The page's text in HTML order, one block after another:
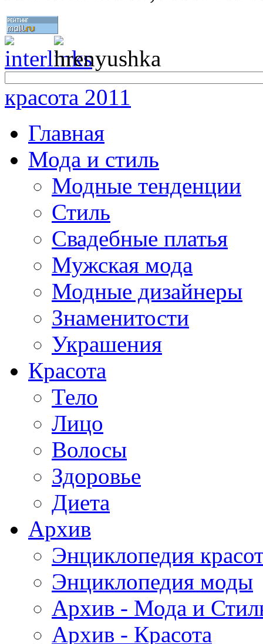
красота 2011
Главная
Мода и стиль
Модные тенденции
Стиль
Свадебные платья
Мужская мода
Модные дизайнеры
Знаменитости
Украшения
Красота
Тело
Лицо
Волосы
Здоровье
Диета
Архив
Энциклопедия
Энциклопедия моды
Архив - Мода и
Архив - Красота